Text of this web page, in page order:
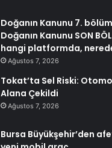
Doğanın Kanunu 7.
Doğanın Kanunu SON
hangi platformda,
Ağustos 7, 2026
Tokat’ta Sel Riski:
Alana Çekildi
Ağustos 7, 2026
Bursa Büyükşehir’den